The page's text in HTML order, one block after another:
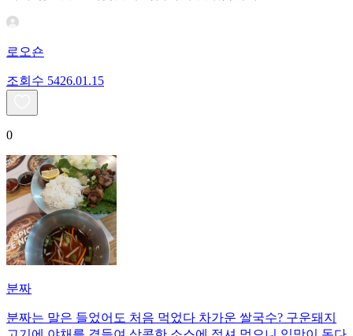
로오숀
조회수 5426.01.15
0
분짜
분짜는 말은 들었어도 처음 먹었다 차가운 쌀국수? 구운돼지